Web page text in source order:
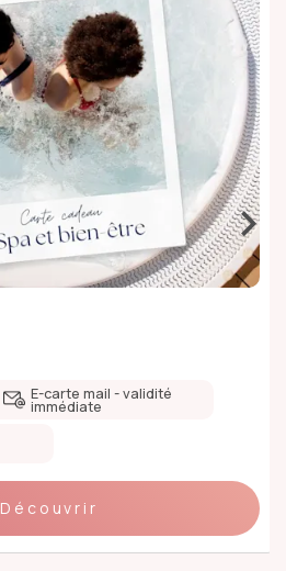
E-carte mail - validité
immédiate
Découvrir
›